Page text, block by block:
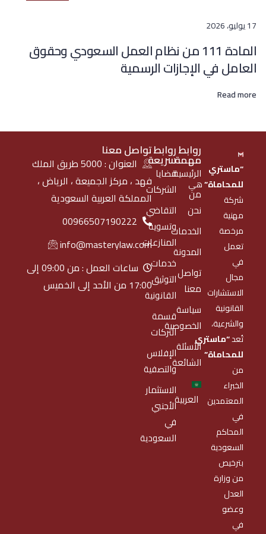
17 يوليو، 2026
المادة 111 من نظام العمل السعودي وحقوق
العامل في الإجازات الرسمية
Read more
“ماستري
للمحاماة”هي
شركة
مهنية
مرخصة
تعمل
في
مجال
الاستشارات
القانونية
والشرعية،
تُعد“ماستري
للمحاماة”
من
الخبراء
المعتمدين
في
المحاكم
السعودية
بترخيص
من وزارة
العدل
وعضو
في
روابط
مهمة
الرئيسية
من
نحن
الخدمات
المدونة
تواصل
معنا
سياسة
الخصوصية
الأسئلة
الشائعة
العربية
روابط
سريعة
قضايا
الشركات
التقاضي
وتسوية
المنازعات
خدمات
التوثيق
القانونية
قسمة
التركات
الإفلاس
والتصفية
الاستثمار
الأجنبي
في
السعودية
تواصل معنا
العنوان : 5000 طريق الملك
فهد ، مركز الجميعة ، الرياض ،
المملكة العربية السعودية
00966507190222
info@masterylaw.com
ساعات العمل : من 09:00 إلى
17:00 من الأحد إلى الخميس